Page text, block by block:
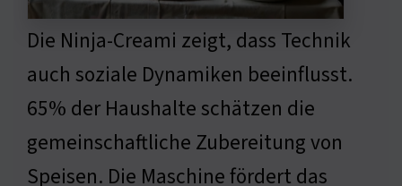
Die Ninja-Creami zeigt, dass Technik
auch soziale Dynamiken beeinflusst.
65% der Haushalte schätzen die
gemeinschaftliche Zubereitung von
Speisen. Die Maschine fördert das